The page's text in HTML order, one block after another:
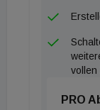
Österreichs
Nach einem
die
genutzte
vollen
PRO